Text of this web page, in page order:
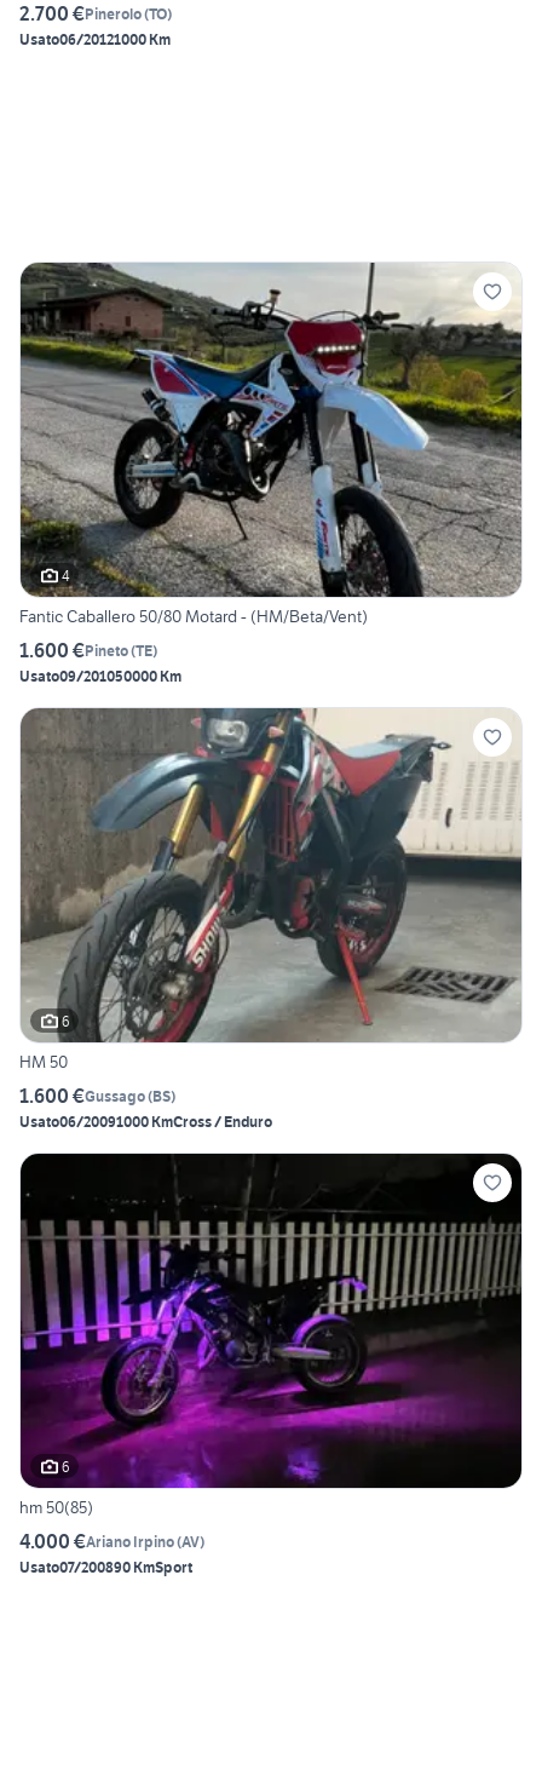
2.700 €Pinerolo(TO)
Usato06/20121000 Km
4
Fantic Caballero 50/80 Motard - (HM/Beta/Vent)
1.600 €Pineto(TE)
Usato09/201050000 Km
6
HM 50
1.600 €Gussago(BS)
Usato06/20091000 KmCross / Enduro
6
hm 50(85)
4.000 €Ariano Irpino(AV)
Usato07/200890 KmSport